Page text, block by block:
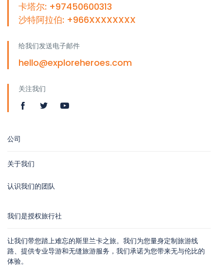
卡塔尔: +97450600313
沙特阿拉伯: +966XXXXXXXX
给我们发送电子邮件
hello@exploreheroes.com
关注我们
公司
关于我们
认识我们的团队
我们是授权旅行社
让我们带您踏上难忘的斯里兰卡之旅。我们为您量身定制旅游线
路、提供专业导游和无缝旅游服务，我们承诺为您带来无与伦比的
体验。